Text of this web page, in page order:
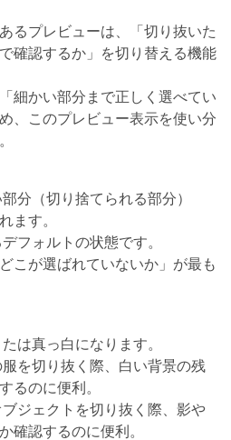
るプレビューは、「切り抜いた
確認するか」を切り替える機能
細かい部分まで正しく選べてい
、このプレビュー表示を使い分
分（切り捨てられる部分）
ます。
フォルトの状態です。
こが選ばれていないか」が最も
は真っ白になります。
を切り抜く際、白い背景の残
るのに便利。
ジェクトを切り抜く際、影や
確認するのに便利。